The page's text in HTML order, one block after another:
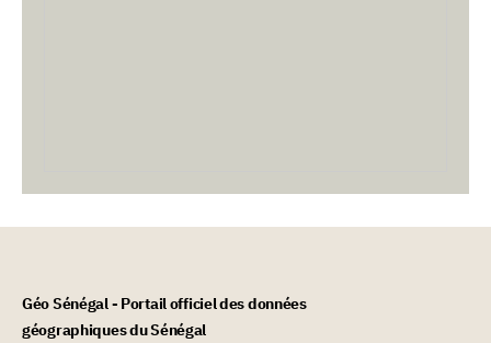
Géo Sénégal - Portail officiel des données
géographiques du Sénégal